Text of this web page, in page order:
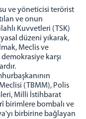
ve yöneticisi terörist
ve onun
Kuvvetleri (TSK)
düzeni yıkarak,
Meclis ve
karşı
(TBMM), Polis
Milli İstihbarat
birimlere bombalı ve
birbirine bağlayan